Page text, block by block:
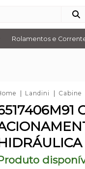
Rolamentos e
Landini Cabine